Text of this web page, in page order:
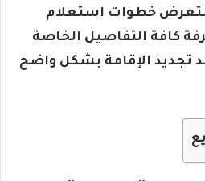
خطوات استعلام
كافة التفاصيل الخاصة
تجديد الإقامة بشكل واضح